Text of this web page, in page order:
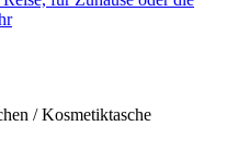
/ Kosmetiktasche